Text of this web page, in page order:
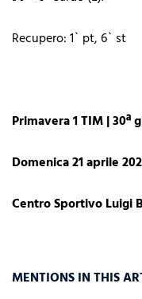
Recupero: 1` pt, 6` st
Primavera 1 TIM | 30ª
Domenica 21 aprile
Centro Sportivo Luigi
MENTIONS IN THIS